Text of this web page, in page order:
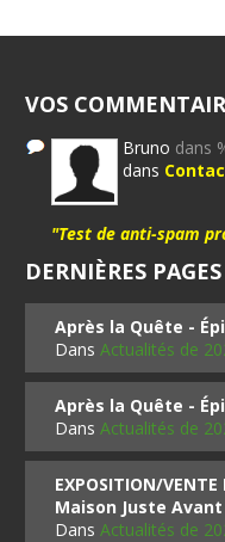
VOS
Bruno dans
dans
"Test de anti-spam
DERNIÈRES
Après la Quête -
DansActualités de
Après la Quête -
DansActualités de
EXPOSITION/
Maison Juste
DansActualités de